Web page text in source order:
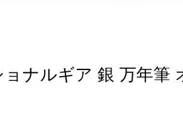
ナルギア 銀 万年筆